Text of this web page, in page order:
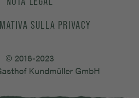
SULLA PRIVACY
© 2016-2023
Kundmüller GmbH